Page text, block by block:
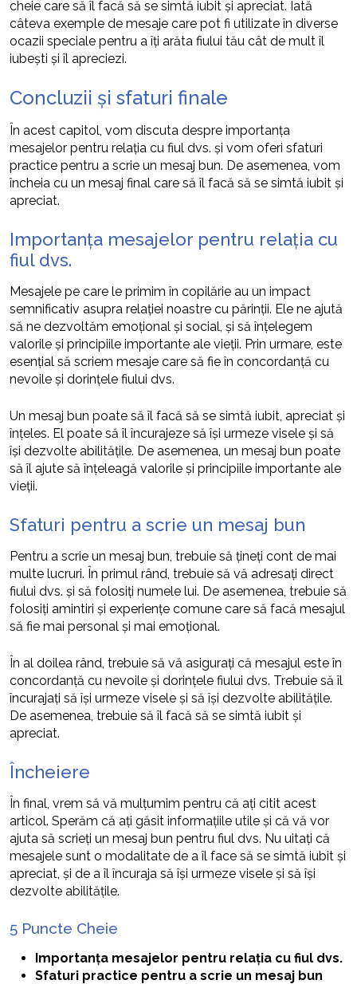
cheie care să îl facă să se simtă iubit și apreciat. Iată
câteva exemple de mesaje care pot fi utilizate în diverse
ocazii speciale pentru a îți arăta fiului tău cât de mult îl
iubești și îl apreciezi.
Concluzii și sfaturi finale
În acest capitol, vom discuta despre importanța
mesajelor pentru relația cu fiul dvs. și vom oferi sfaturi
practice pentru a scrie un mesaj bun. De asemenea, vom
încheia cu un mesaj final care să îl facă să se simtă iubit și
apreciat.
Importanța mesajelor pentru relația cu
fiul dvs.
Mesajele pe care le primim în copilărie au un impact
semnificativ asupra relației noastre cu părinții. Ele ne ajută
să ne dezvoltăm emoțional și social, și să înțelegem
valorile și principiile importante ale vieții. Prin urmare, este
esențial să scriem mesaje care să fie în concordanță cu
nevoile și dorințele fiului dvs.
Un mesaj bun poate să îl facă să se simtă iubit, apreciat și
înțeles. El poate să îl încurajeze să își urmeze visele și să
își dezvolte abilitățile. De asemenea, un mesaj bun poate
să îl ajute să înțeleagă valorile și principiile importante ale
vieții.
Sfaturi pentru a scrie un mesaj bun
Pentru a scrie un mesaj bun, trebuie să țineți cont de mai
multe lucruri. În primul rând, trebuie să vă adresați direct
fiului dvs. și să folosiți numele lui. De asemenea, trebuie să
folosiți amintiri și experiențe comune care să facă mesajul
să fie mai personal și mai emoțional.
În al doilea rând, trebuie să vă asigurați că mesajul este în
concordanță cu nevoile și dorințele fiului dvs. Trebuie să îl
încurajați să își urmeze visele și să își dezvolte abilitățile.
De asemenea, trebuie să îl facă să se simtă iubit și
apreciat.
Încheiere
În final, vrem să vă mulțumim pentru că ați citit acest
articol. Sperăm că ați găsit informațiile utile și că vă vor
ajuta să scrieți un mesaj bun pentru fiul dvs. Nu uitați că
mesajele sunt o modalitate de a îl face să se simtă iubit și
apreciat, și de a îl încuraja să își urmeze visele și să își
dezvolte abilitățile.
5 Puncte Cheie
Importanța mesajelor pentru relația cu fiul dvs.
Sfaturi practice pentru a scrie un mesaj bun